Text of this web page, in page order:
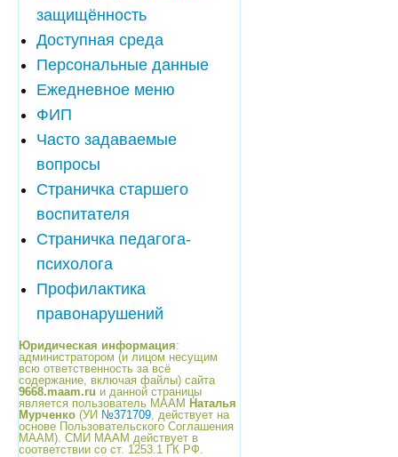
защищённость
Доступная среда
Персональные данные
Ежедневное меню
ФИП
Часто задаваемые
вопросы
Страничка старшего
воспитателя
Страничка педагога-
психолога
Профилактика
правонарушений
Юридическая информация:
администратором (и лицом несущим
всю ответственность за всё
содержание, включая файлы) сайта
9668.maam.ru и данной страницы
является пользователь МААМ Наталья
Мурченко (УИ №371709, действует на
основе Пользовательского Соглашения
МААМ). СМИ МААМ действует в
соответствии со ст. 1253.1 ГК РФ.